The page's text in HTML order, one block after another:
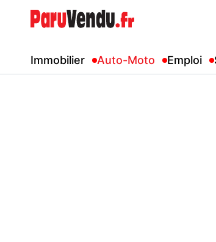
Immobilier Auto-Moto Emploi